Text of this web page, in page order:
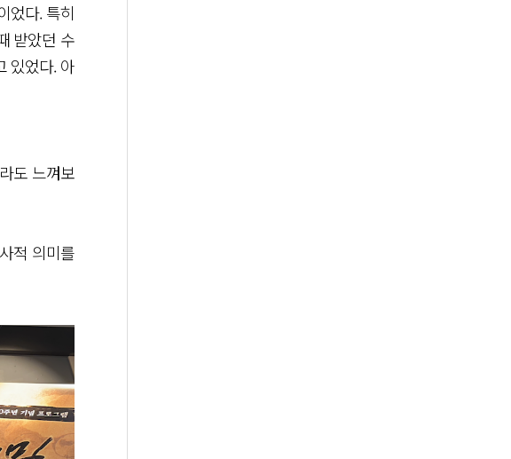
었다. 특히
받았던 수
있었다. 아
도 느껴보
적 의미를